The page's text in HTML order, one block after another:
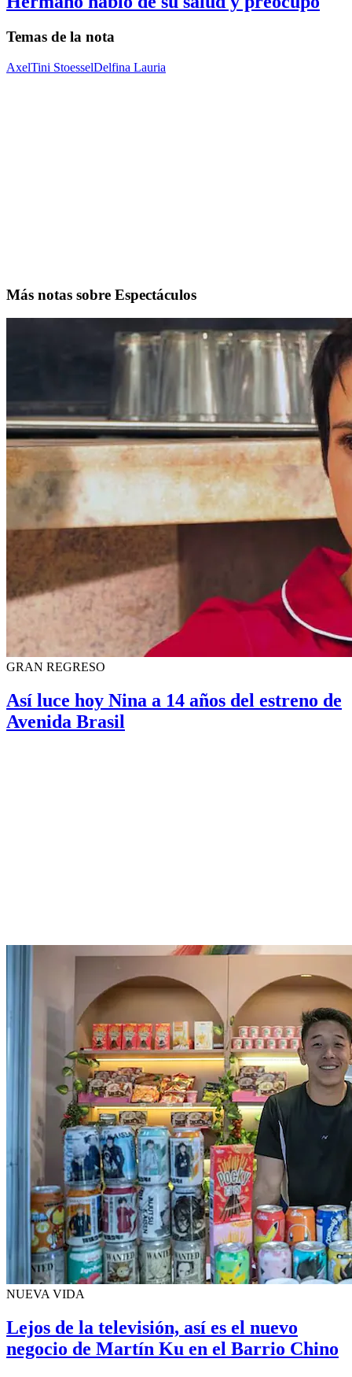
Temas de la nota
AxelTini StoesselDelfina Lauria
Más notas sobre Espectáculos
GRAN REGRESO
Así luce hoy Nina a 14 años del estreno de
Avenida Brasil
NUEVA VIDA
Lejos de la televisión, así es el nuevo
negocio de Martín Ku en el Barrio Chino